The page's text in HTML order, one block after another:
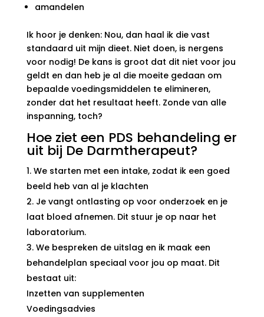
amandelen
Ik hoor je denken: Nou, dan haal ik die vast
standaard uit mijn dieet. Niet doen, is nergens
voor nodig! De kans is groot dat dit niet voor jou
geldt en dan heb je al die moeite gedaan om
bepaalde voedingsmiddelen te elimineren,
zonder dat het resultaat heeft. Zonde van alle
inspanning, toch?
Hoe ziet een PDS behandeling er
uit bij De Darmtherapeut?
We starten met een intake, zodat ik een goed
beeld heb van al je klachten
Je vangt ontlasting op voor onderzoek en je
laat bloed afnemen. Dit stuur je op naar het
laboratorium.
We bespreken de uitslag en ik maak een
behandelplan speciaal voor jou op maat. Dit
bestaat uit:
Inzetten van supplementen
Voedingsadvies